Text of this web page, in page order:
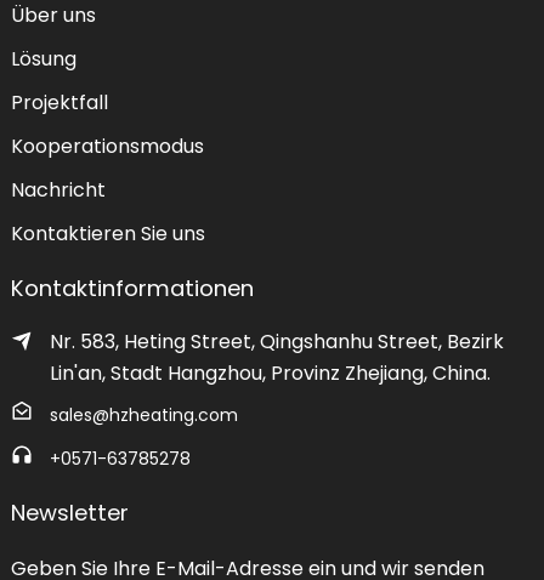
Über uns
Lösung
Projektfall
Kooperationsmodus
Nachricht
Kontaktieren Sie uns
Kontaktinformationen
Nr. 583, Heting Street, Qingshanhu Street, Bezirk
Lin'an, Stadt Hangzhou, Provinz Zhejiang, China.
sales@hzheating.com
+0571-63785278
Newsletter
Geben Sie Ihre E-Mail-Adresse ein und wir senden